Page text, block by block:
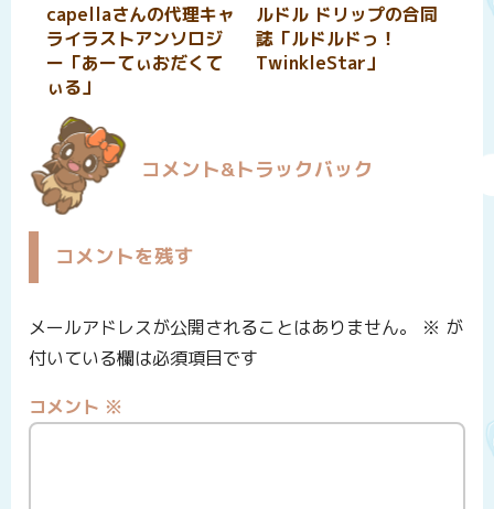
capellaさんの代理キャ
ライラストアンソロジ
ー「あーてぃおだくて
ぃる」
ルドル ドリップの合同
誌「ルドルドっ！
TwinkleStar」
コメント&トラックバック
コメントを残す
メールアドレスが公開されることはありません。 ※ が
付いている欄は必須項目です
コメント ※